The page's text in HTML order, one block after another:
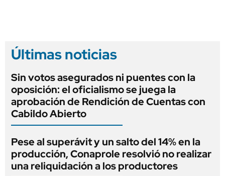
Últimas noticias
Sin votos asegurados ni puentes con la
oposición: el oficialismo se juega la
aprobación de Rendición de Cuentas con
Cabildo Abierto
Pese al superávit y un salto del 14% en la
producción, Conaprole resolvió no realizar
una reliquidación a los productores